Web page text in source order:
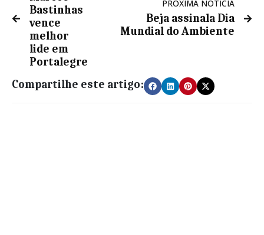
Bastinhas
vence
melhor
lide em
Portalegre
PRÓXIMA NOTÍCIA
Beja assinala Dia
Mundial do Ambiente
Compartilhe este artigo: